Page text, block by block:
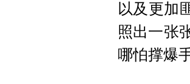
以及更加
照出一张
哪怕撑爆